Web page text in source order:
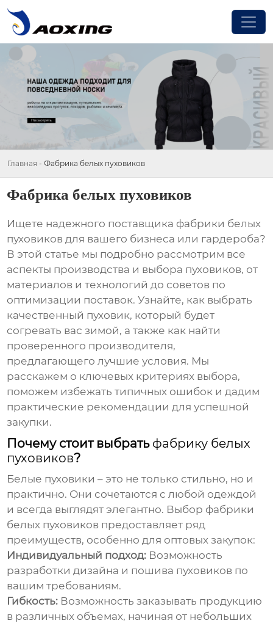
Главная - Фабрика белых пуховиков
Фабрика белых пуховиков
Ищете надежного поставщика фабрики белых
пуховиков для вашего бизнеса или гардероба?
В этой статье мы подробно рассмотрим все
аспекты производства и выбора пуховиков, от
материалов и технологий до советов по
оптимизации поставок. Узнайте, как выбрать
качественный пуховик, который будет
согревать вас зимой, а также как найти
проверенного производителя,
предлагающего лучшие условия. Мы
расскажем о ключевых критериях выбора,
поможем избежать типичных ошибок и дадим
практические рекомендации для успешной
закупки.
Почему стоит выбрать фабрику белых
пуховиков?
Белые пуховики – это не только стильно, но и
практично. Они сочетаются с любой одеждой
и всегда выглядят элегантно. Выбор фабрики
белых пуховиков предоставляет ряд
преимуществ, особенно для оптовых закупок:
Индивидуальный подход: Возможность
разработки дизайна и пошива пуховиков по
вашим требованиям.
Гибкость: Возможность заказывать продукцию
в различных объемах, начиная от небольших